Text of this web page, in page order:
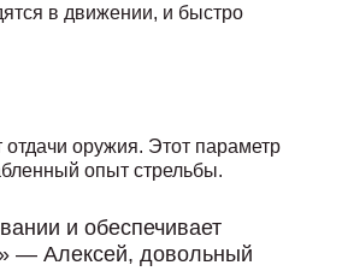
в движении, и быстро
оружия. Этот параметр
опыт стрельбы.
и обеспечивает
— Алексей, довольный